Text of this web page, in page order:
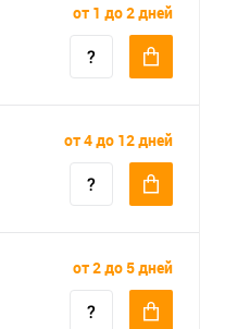
от 1 до 2 дней
от 4 до 12 дней
от 2 до 5 дней